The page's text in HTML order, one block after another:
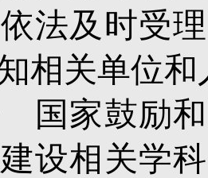
法及时受
相关单位和
国家鼓励和
设相关学